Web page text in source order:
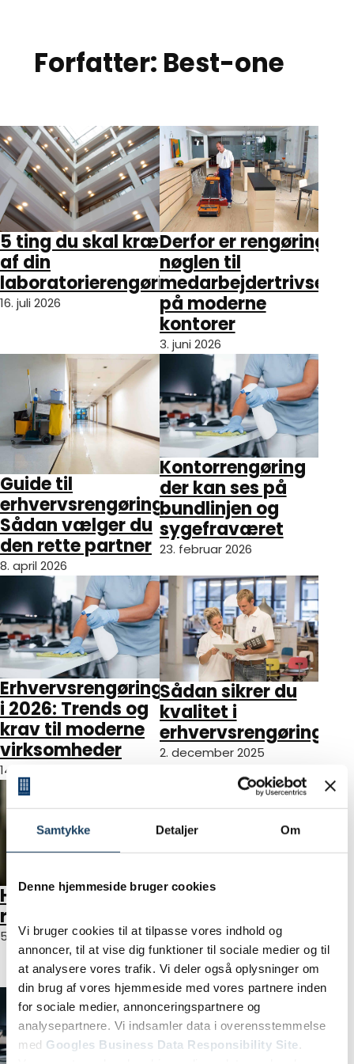
Samtykke Detaljer Om
Denne hjemmeside bruger cookies
Vi bruger cookies til at tilpasse vores indhold og
annoncer, til at vise dig funktioner til sociale medier og til
at analysere vores trafik. Vi deler også oplysninger om
din brug af vores hjemmeside med vores partnere inden
for sociale medier, annonceringspartnere og
analysepartnere. Vi indsamler data i overensstemmelse
med Googles Business Data Responsibility Site
Forfatter: Best-one
5 ting du skal kræve
af din
laboratorierengøring
16. juli 2026
Derfor er rengøring
nøglen til
medarbejdertrivsel
på moderne
kontorer
3. juni 2026
Guide til
erhvervsrengøring:
Sådan vælger du
den rette partner
8. april 2026
Kontorrengøring
der kan ses på
bundlinjen og
sygefraværet
23. februar 2026
Erhvervsrengøring
i 2026: Trends og
krav til moderne
virksomheder
14. januar 2026
Sådan sikrer du
kvalitet i
erhvervsrengøring
2. december 2025
Hvad er NIR
rengøring?
5. november 2025
Sådan håndterer
pletter på
kontoret effektivt
13. august 2025